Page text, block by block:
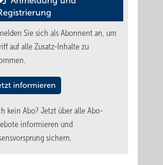
Sie sich als Abonnent an, um
auf alle Zusatz-Inhalte zu
informieren
kein Abo? Jetzt über alle Abo-
informieren und
sichern.